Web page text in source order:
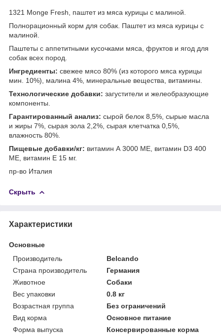
1321 Monge Fresh, паштет из мяса курицы с малиной.
Полнорационный корм для собак. Паштет из мяса курицы с
малиной.
Паштеты с аппетитными кусочками мяса, фруктов и ягод для
собак всех пород.
Ингредиенты: свежее мясо 80% (из которого мяса курицы
мин. 10%), малина 4%, минеральные вещества, витамины.
Технологические добавки: загустители и желеобразующие
компоненты.
Гарантированный анализ: сырой белок 8,5%, сырые масла
и жиры 7%, сырая зола 2,2%, сырая клетчатка 0,5%,
влажность 80%.
Пищевые добавки/кг: витамин А 3000 МЕ, витамин D3 400
МЕ, витамин Е 15 мг.
пр-во Италия
Скрыть
Характеристики
Основные
Производитель
Belcando
Страна производитель
Германия
Животное
Собаки
Вес упаковки
0.8 кг
Возрастная группа
Без ограничений
Вид корма
Основное питание
Форма выпуска
Консервированные корма